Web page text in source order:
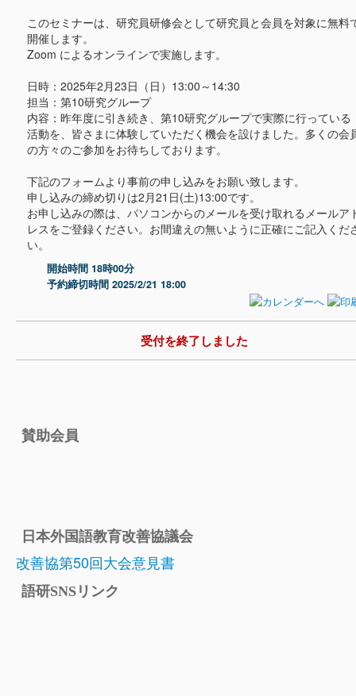
このセミナーは、研究員研修会として研究員と会員を対象に無料
開催します。
Zoom によるオンラインで実施します。
日時：2025年2月23日（日）13:00～14:30
担当：第10研究グループ
内容：昨年度に引き続き、第10研究グループで実際に行っている
活動を、皆さまに体験していただく機会を設けました。多くの会
の方々のご参加をお待ちしております。
下記のフォームより事前の申し込みをお願い致します。
申し込みの締め切りは2月21日(土)13:00です。
お申し込みの際は、パソコンからのメールを受け取れるメールア
レスをご登録ください。お間違えの無いように正確にご記入くだ
い。
開始時間 18時00分
予約締切時間 2025/2/21 18:00
受付を終了しました
賛助会員
日本外国語教育改善協議会
改善協第50回大会意見書
語研SNSリンク